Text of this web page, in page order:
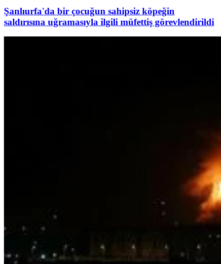
Şanlıurfa'da bir çocuğun sahipsiz köpeğin
saldırısına uğramasıyla ilgili müfettiş görevlendirildi